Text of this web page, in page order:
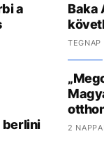
a
berlini
Baka
2